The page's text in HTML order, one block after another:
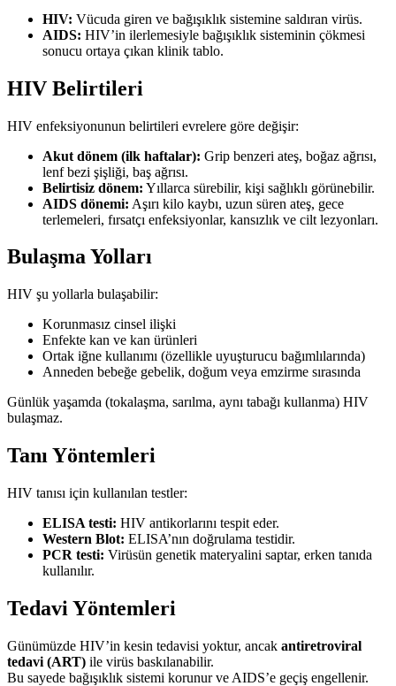
HIV: Vücuda giren ve bağışıklık sistemine saldıran virüs.
AIDS: HIV’in ilerlemesiyle bağışıklık sisteminin çökmesi
sonucu ortaya çıkan klinik tablo.
HIV Belirtileri
HIV enfeksiyonunun belirtileri evrelere göre değişir:
Akut dönem (ilk haftalar): Grip benzeri ateş, boğaz ağrısı,
lenf bezi şişliği, baş ağrısı.
Belirtisiz dönem: Yıllarca sürebilir, kişi sağlıklı görünebilir.
AIDS dönemi: Aşırı kilo kaybı, uzun süren ateş, gece
terlemeleri, fırsatçı enfeksiyonlar, kansızlık ve cilt lezyonları.
Bulaşma Yolları
HIV şu yollarla bulaşabilir:
Korunmasız cinsel ilişki
Enfekte kan ve kan ürünleri
Ortak iğne kullanımı (özellikle uyuşturucu bağımlılarında)
Anneden bebeğe gebelik, doğum veya emzirme sırasında
Günlük yaşamda (tokalaşma, sarılma, aynı tabağı kullanma) HIV
bulaşmaz.
Tanı Yöntemleri
HIV tanısı için kullanılan testler:
ELISA testi: HIV antikorlarını tespit eder.
Western Blot: ELISA’nın doğrulama testidir.
PCR testi: Virüsün genetik materyalini saptar, erken tanıda
kullanılır.
Tedavi Yöntemleri
Günümüzde HIV’in kesin tedavisi yoktur, ancak antiretroviral
tedavi (ART) ile virüs baskılanabilir.
Bu sayede bağışıklık sistemi korunur ve AIDS’e geçiş engellenir.